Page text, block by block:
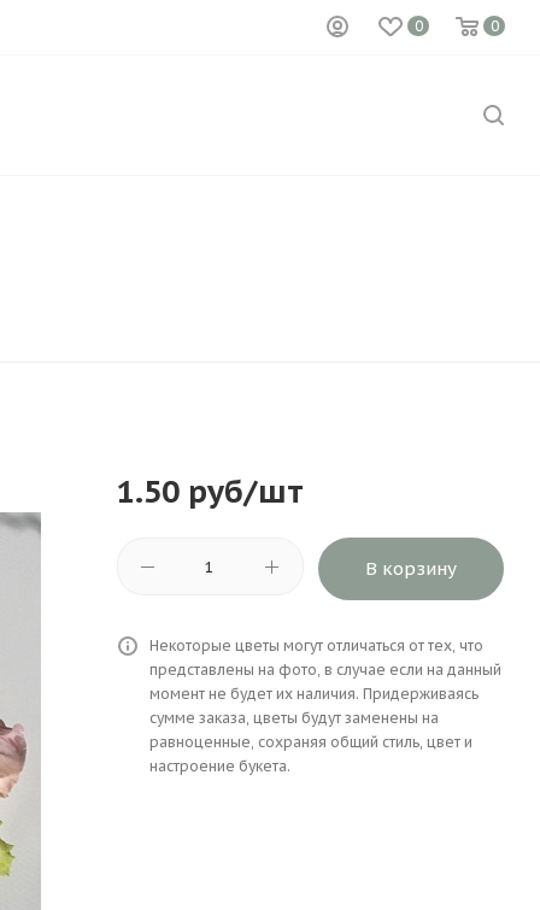
0 0
1.50 руб/шт
В корзину
Некоторые цветы могут отличаться от тех, что
представлены на фото, в случае если на данный
момент не будет их наличия. Придерживаясь
сумме заказа, цветы будут заменены на
равноценные, сохраняя общий стиль, цвет и
настроение букета.